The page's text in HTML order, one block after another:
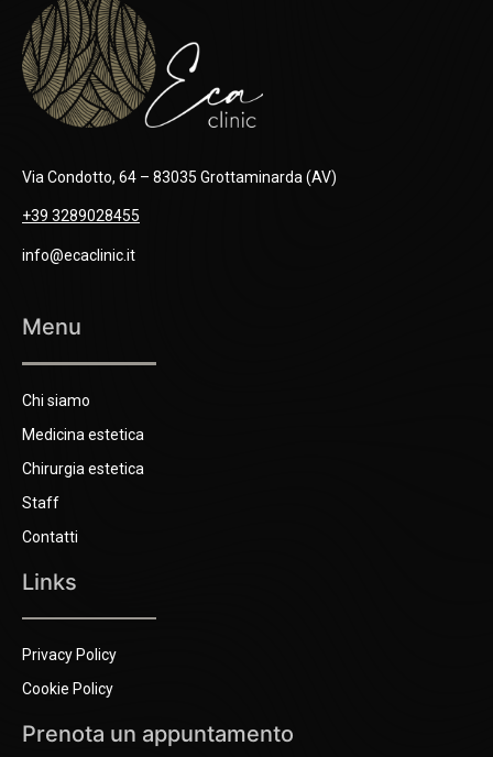
Via Condotto, 64 – 83035 Grottaminarda (AV)
+39 3289028455
info@ecaclinic.it
Menu
Chi siamo
Medicina estetica
Chirurgia estetica
Staff
Contatti
Links
Privacy Policy
Cookie Policy
Prenota un appuntamento